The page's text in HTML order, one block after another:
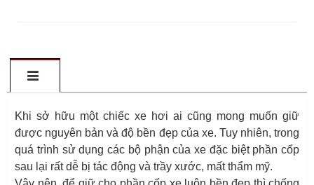
Khi sở hữu một chiếc xe hơi ai cũng mong muốn giữ
được nguyên bản và độ bền đẹp của xe. Tuy nhiên, trong
quá trình sử dụng các bộ phận của xe đặc biệt phần cốp
sau lại rất dễ bị tác động và trầy xước, mất thẩm mỹ.